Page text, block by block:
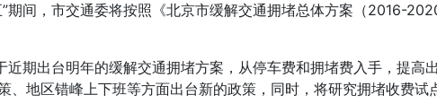
期间，市交通委将按照《北京市缓解交通拥堵总体方案（2016-
近期出台明年的缓解交通拥堵方案，从停车费和拥堵费入手，提高
地区错峰上下班等方面出台新的政策，同时，将研究拥堵收费试